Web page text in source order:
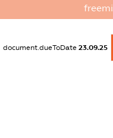
document.dueToDate 23.09.25